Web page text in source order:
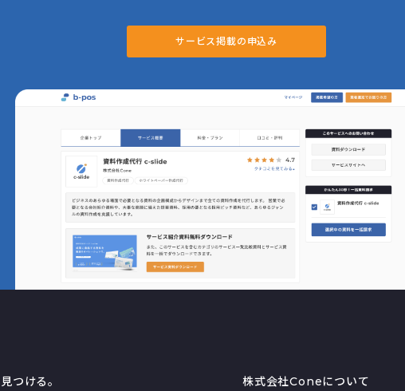
サービス掲載の申込み
つける。 株式会社Coneについて